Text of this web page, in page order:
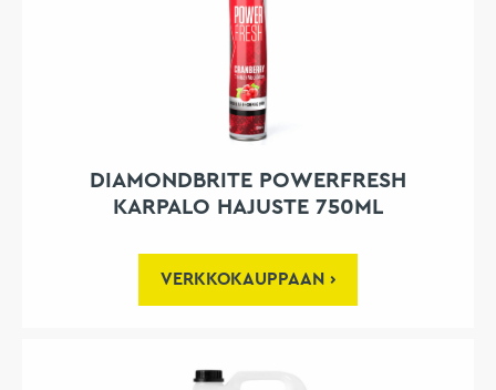
DIAMONDBRITE POWERFRESH
KARPALO HAJUSTE 750ML
VERKKOKAUPPAAN